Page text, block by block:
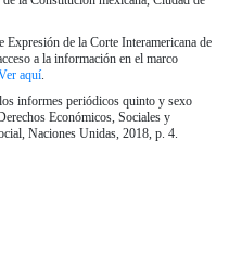
Expresión de la Corte Interamericana de
a la información en el marco
aquí
informes periódicos quinto y sexo
Económicos, Sociales y
Naciones Unidas, 2018, p. 4.